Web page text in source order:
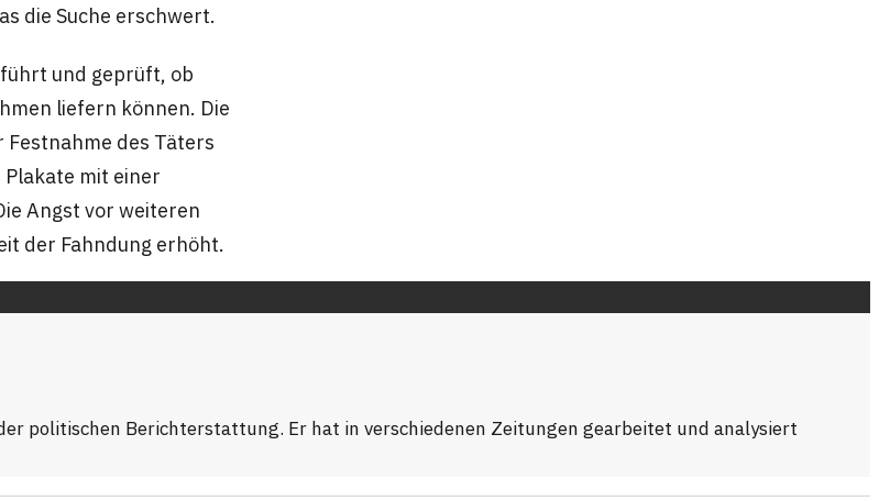
die Suche erschwert.
und geprüft, ob
liefern können. Die
Festnahme des Täters
mit einer
Angst vor weiteren
der Fahndung erhöht.
politischen Berichterstattung. Er hat in verschiedenen Zeitungen gearbeitet und analysiert